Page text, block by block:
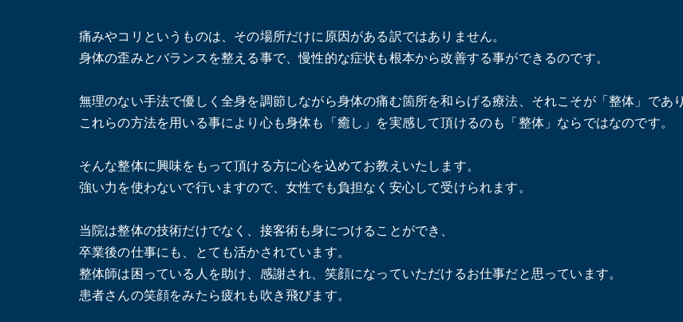
痛みやコリというものは、その場所だけに原因がある訳ではありません。
身体の歪みとバランスを整える事で、慢性的な症状も根本から改善する事ができるのです。
無理のない手法で優しく全身を調節しながら身体の痛む箇所を和らげる療法、それこそが「整体」であり
これらの方法を用いる事により心も身体も「癒し」を実感して頂けるのも「整体」ならではなのです。
そんな整体に興味をもって頂ける方に心を込めてお教えいたします。
強い力を使わないで行いますので、女性でも負担なく安心して受けられます。
当院は整体の技術だけでなく、接客術も身につけることができ、
卒業後の仕事にも、とても活かされています。
整体師は困っている人を助け、感謝され、笑顔になっていただけるお仕事だと思っています。
患者さんの笑顔をみたら疲れも吹き飛びます。